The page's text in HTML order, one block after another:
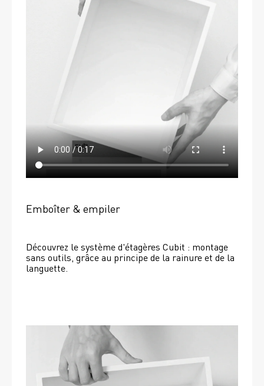
Emboîter & empiler
Découvrez le système d'étagères Cubit : montage
sans outils, grâce au principe de la rainure et de la
languette.